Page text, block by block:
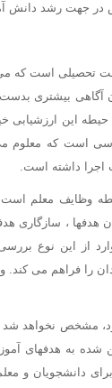
در جهت رشد دانش
تحصیلی است که
بیشتری بدست
این ارزشیابی
است که معلوم
اجرا داشته است.
وظایف معلم
، سازگاری
از این نوع
را فراهم می
مشخص نخواهد شد
شده به هدفهای
دانشجویان و